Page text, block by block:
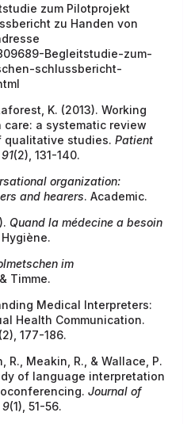
zum Pilotprojekt
zu Handen von
Begleitstudie-zum-
schlussbericht-
K. (2013). Working
a systematic review
qualitative studies. Patient
91(2), 131-140.
organization:
and hearers. Academic.
Quand la médecine a besoin
im
Timme.
Medical Interpreters:
Health Communication.
(2), 177-186.
R., Meakin, R., & Wallace, P.
of language interpretation
Journal of
9(1), 51-56.